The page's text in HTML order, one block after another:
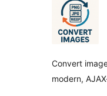
Convert
modern,